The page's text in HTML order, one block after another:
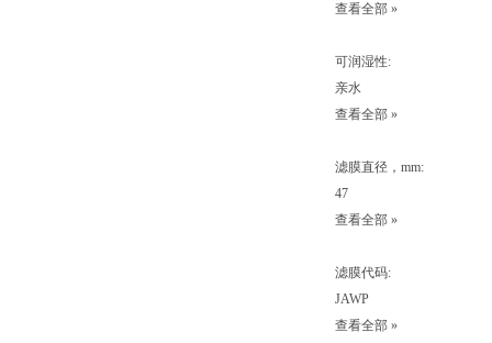
查看全部 »
可润湿性:
亲水
查看全部 »
滤膜直径，mm:
47
查看全部 »
滤膜代码:
JAWP
查看全部 »